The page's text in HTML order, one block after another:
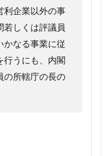
利企業以外の事
若しくは評議員
かなる事業に従
行うにも、内閣
の所轄庁の長の